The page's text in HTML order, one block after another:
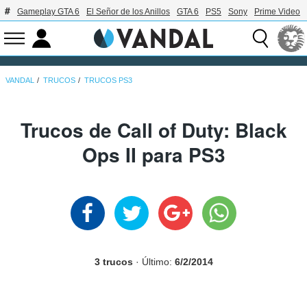
Gameplay GTA 6 El Señor de los Anillos GTA 6 PS5 Sony Prime Video
VANDAL TRUCOS TRUCOS PS3
Trucos de Call of Duty: Black
Ops II para PS3
3 trucos · Último: 6/2/2014